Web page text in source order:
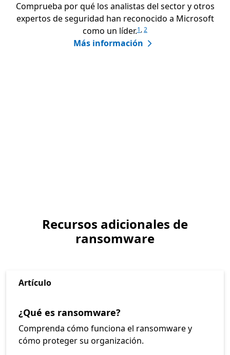
Comprueba por qué los analistas del sector y otros
expertos de seguridad han reconocido a Microsoft
como un líder.1,2
Más información
Recursos adicionales de
ransomware
Artículo
¿Qué es ransomware?
Comprenda cómo funciona el ransomware y
cómo proteger su organización.